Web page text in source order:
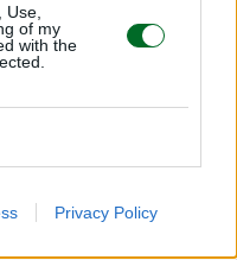
of my
with the
Privacy Policy
settore